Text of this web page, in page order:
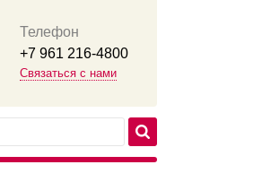
Телефон
+7 961 216-4800
Связаться с нами